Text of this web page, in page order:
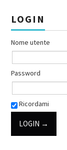
LOGIN
Nome utente
Password
Ricordami